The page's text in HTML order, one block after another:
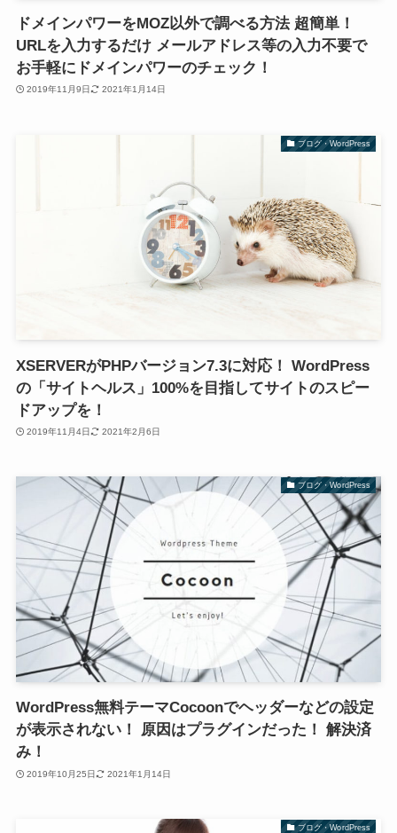
ドメインパワーをMOZ以外で調べる方法 超簡単！
URLを入力するだけ メールアドレス等の入力不要で
お手軽にドメインパワーのチェック！
2019年11月9日 2021年1月14日
ブログ・WordPress
XSERVERがPHPバージョン7.3に対応！ WordPress
の「サイトヘルス」100%を目指してサイトのスピー
ドアップを！
2019年11月4日 2021年2月6日
ブログ・WordPress
WordPress無料テーマCocoonでヘッダーなどの設定
が表示されない！ 原因はプラグインだった！ 解決済
み！
2019年10月25日 2021年1月14日
ブログ・WordPress